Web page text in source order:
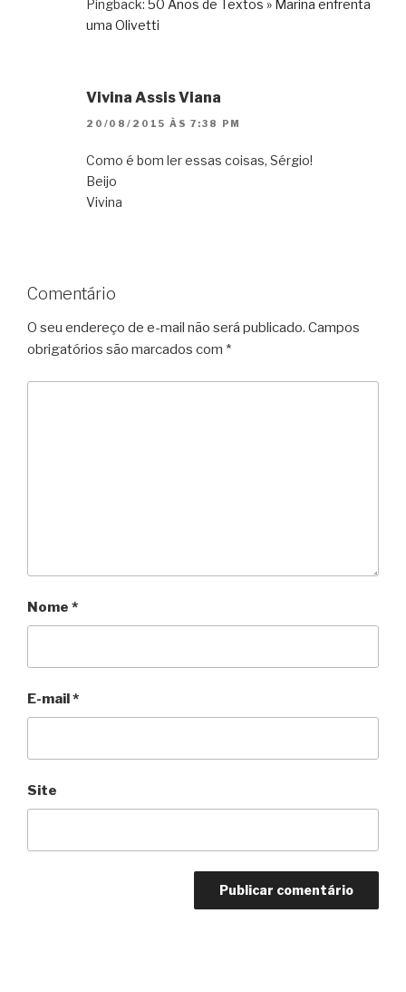
Pingback: 50 Anos de Textos » Marina enfrenta
uma Olivetti
Vivina Assis Viana
20/08/2015 ÀS 7:38 PM
Como é bom ler essas coisas, Sérgio!
Beijo
Vivina
Comentário
O seu endereço de e-mail não será publicado. Campos
obrigatórios são marcados com *
Nome *
E-mail *
Site